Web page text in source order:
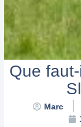
Que
Marc